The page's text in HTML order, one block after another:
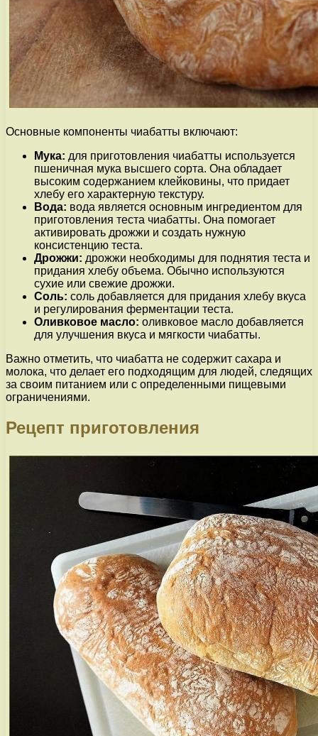
Основные компоненты чиабатты включают:
Мука: для приготовления чиабатты используется
пшеничная мука высшего сорта. Она обладает
высоким содержанием клейковины, что придает
хлебу его характерную текстуру.
Вода: вода является основным ингредиентом для
приготовления теста чиабатты. Она помогает
активировать дрожжи и создать нужную
консистенцию теста.
Дрожжи: дрожжи необходимы для поднятия теста и
придания хлебу объема. Обычно используются
сухие или свежие дрожжи.
Соль: соль добавляется для придания хлебу вкуса
и регулирования ферментации теста.
Оливковое масло: оливковое масло добавляется
для улучшения вкуса и мягкости чиабатты.
Важно отметить, что чиабатта не содержит сахара и
молока, что делает его подходящим для людей, следящих
за своим питанием или с определенными пищевыми
ограничениями.
Рецепт приготовления